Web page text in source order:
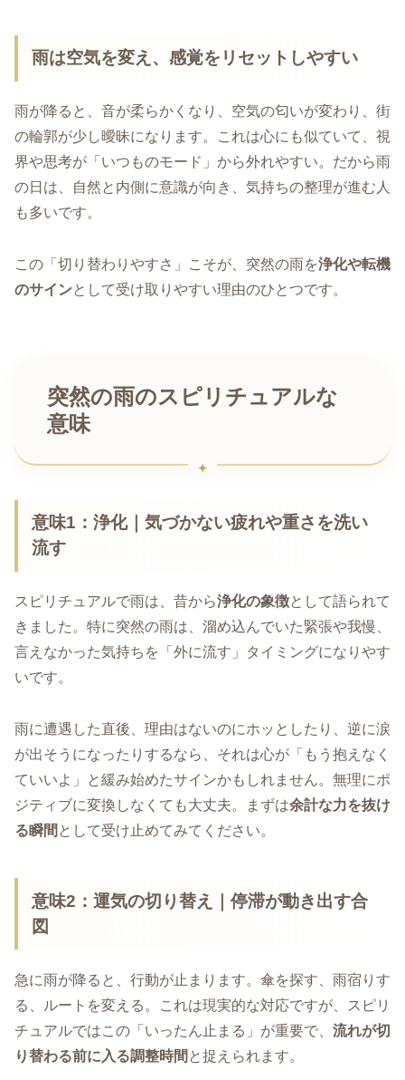
雨は空気を変え、感覚をリセットしやすい
雨が降ると、音が柔らかくなり、空気の匂いが変わり、街
の輪郭が少し曖昧になります。これは心にも似ていて、視
界や思考が「いつものモード」から外れやすい。だから雨
の日は、自然と内側に意識が向き、気持ちの整理が進む人
も多いです。
この「切り替わりやすさ」こそが、突然の雨を浄化や転機
のサインとして受け取りやすい理由のひとつです。
突然の雨のスピリチュアルな
意味
意味1：浄化｜気づかない疲れや重さを洗い
流す
スピリチュアルで雨は、昔から浄化の象徴として語られて
きました。特に突然の雨は、溜め込んでいた緊張や我慢、
言えなかった気持ちを「外に流す」タイミングになりやす
いです。
雨に遭遇した直後、理由はないのにホッとしたり、逆に涙
が出そうになったりするなら、それは心が「もう抱えなく
ていいよ」と緩み始めたサインかもしれません。無理にポ
ジティブに変換しなくても大丈夫。まずは余計な力を抜け
る瞬間 として受け止めてみてください。
意味2：運気の切り替え｜停滞が動き出す合
図
急に雨が降ると、行動が止まります。傘を探す、雨宿りす
る、ルートを変える。これは現実的な対応ですが、スピリ
チュアルではこの「いったん止まる」が重要で、 流れが切
り替わる前に入る調整時間 と捉えられます。